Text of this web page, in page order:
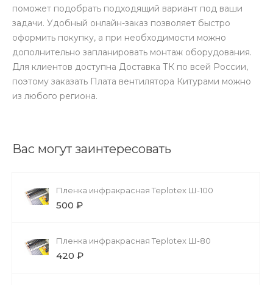
поможет подобрать подходящий вариант под ваши
задачи. Удобный онлайн-заказ позволяет быстро
оформить покупку, а при необходимости можно
дополнительно запланировать монтаж оборудования.
Для клиентов доступна Доставка ТК по всей России,
поэтому заказать Плата вентилятора Китурами можно
из любого региона.
Вас могут заинтересовать
Пленка инфракрасная Teplotex Ш-100
500 ₽
Пленка инфракрасная Teplotex Ш-80
420 ₽